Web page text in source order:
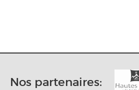
Nos partenaires: